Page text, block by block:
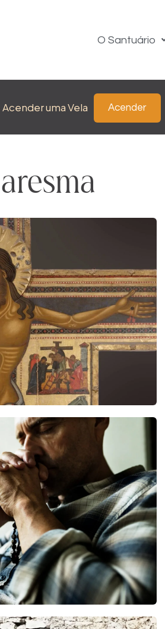
O Santuário
Acender uma Vela Acender